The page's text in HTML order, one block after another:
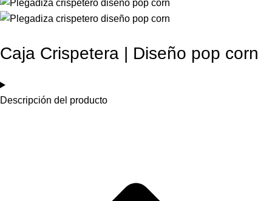
Caja Crispetera | Diseño pop corn
Descripción del producto